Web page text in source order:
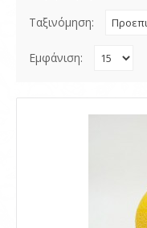
Ταξινόμηση:
Εμφάνιση: